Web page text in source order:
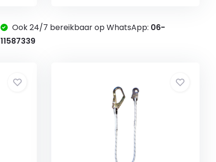
Ook 24/7 bereikbaar op WhatsApp: 06-
11587339